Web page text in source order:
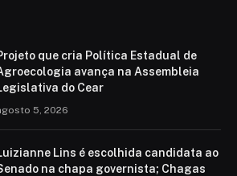
que cria Política Estadual de
avança na Assembleia
do Cear
5, 2026
Lins é escolhida candidata ao
na chapa governista; Chagas